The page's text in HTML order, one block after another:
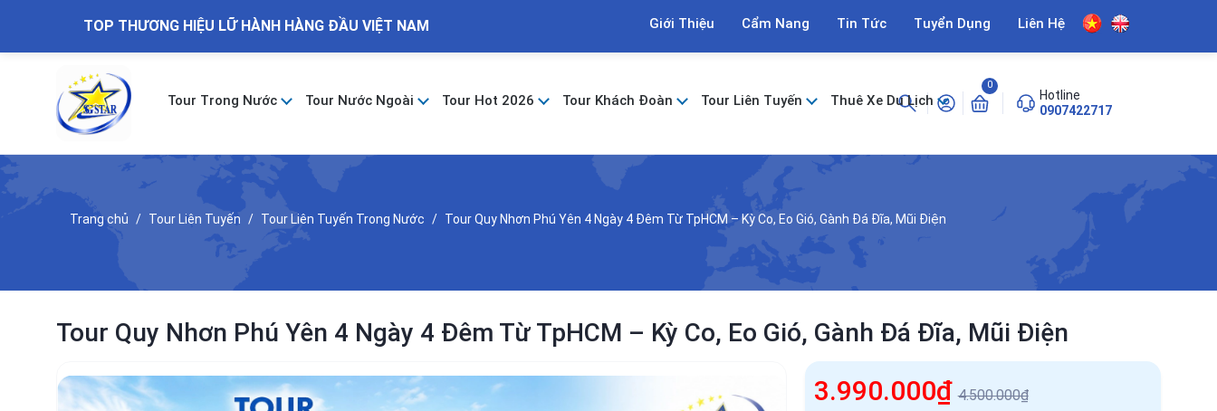
TOP THƯƠNG HIỆU LỮ HÀNH HÀNG ĐẦU VIỆT NAM Giới Thiệu Cẩm Nang Tin Tức Tuyển Dụng Liên Hệ
Tour Trong Nước Tour Nước Ngoài Tour Hot 2026 Tour Khách Đoàn Tour Liên Tuyến Thuê Xe Du Lịch
0
Hotline
0907422717
Trang chủ Tour Liên Tuyến Tour Liên Tuyến Trong Nước Tour Quy Nhơn Phú Yên 4 Ngày 4 Đêm Từ TpHCM – Kỳ Co, Eo Gió, Gành Đá Đĩa, Mũi Điện
Tour Quy Nhơn Phú Yên 4 Ngày 4 Đêm Từ TpHCM – Kỳ Co, Eo Gió, Gành Đá Đĩa, Mũi Điện
3.990.000₫4.500.000₫